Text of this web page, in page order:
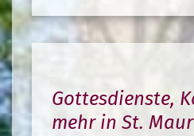
Gottesdienste,
mehr in St.